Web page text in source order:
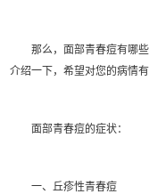
那么，面部青春痘有哪些
介绍一下，希望对您的病情有
面部青春痘的症状：
一、丘疹性青春痘